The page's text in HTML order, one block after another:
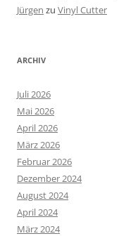
Jürgen zu Vinyl Cutter
ARCHIV
Juli 2026
Mai 2026
April 2026
März 2026
Februar 2026
Dezember 2024
August 2024
April 2024
März 2024